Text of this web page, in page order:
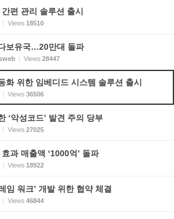
편 관리 솔루션 출시
Views 18510
보유국…20만대 돌파
Views 28447
화 위한 임베디드 시스템 솔루션 출시
Views 36506
‘악성코드’ 발견 주의 당부
Views 27025
과 매출액 ‘1000억’ 돌파
Views 18922
임 워크’ 개발 위한 협약 체결
Views 46844